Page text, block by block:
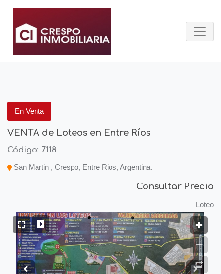
En Venta
VENTA de Loteos en Entre Ríos
Código: 7118
San Martin , Crespo, Entre Rios, Argentina.
Consultar Precio
Loteo